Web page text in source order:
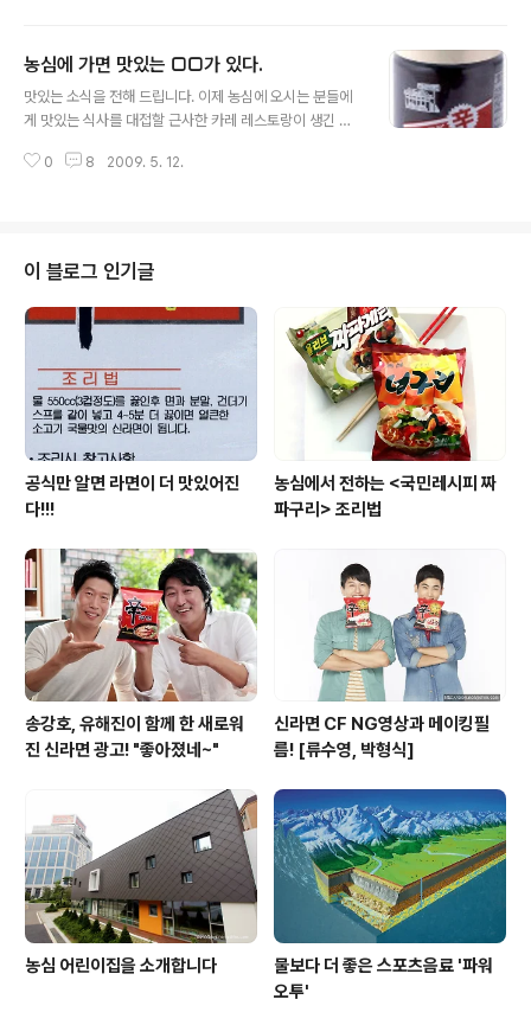
자니 배경이나 이야기가 참 익숙하다는 생각을 했습니다.
왜일까..... 뭘까뭘까~~~~?? 순간 무릎이 탁 쳐지는 깨달
음일까요? ^^ 밴댕이 하면 강화도, 강화도는 인천 아니겠습
드라마의 배경인 '인주(仁州)'는 인천의 옛 지명 중 하나입
농심에 가면 맛있는 □□가 있다.
맛있는 소식을 전해 드립니다. 이제 농심에 오시는 분들에
게 맛있는 식사를 대접할 근사한 카레 레스토랑이 생긴 것
코이찌방야’도 잘 알고 계시리라 생각됩니다. ^^ 일반적인
매점이 5월 11일 서울 신대방동 농심사옥 성무관에 오픈하
였습니다. 강남점, 종로점에 이은 세 번째 점포랍니다. 농심
은 직영 본점인 보래매점을 오픈하며 외식가맹사업을 본격
적으로 추진할 예정입니다. 오늘 점심 시간, 보라매점엔 이
미 줄을 서서 기다리는 풍경이 보이더군요. 그 맛에 대해서
심심블에서는 요즘 뜸한 --+ 슈퍼..
0 8 2009. 5. 12.
이 블로그 인기글
공식만 알면 라면이 더 맛있어진
다!!!
농심에서 전하는 <국민레시피 짜
파구리> 조리법
송강호, 유해진이 함께 한 새로워
진 신라면 광고! "좋아졌네~"
신라면 CF NG영상과 메이킹필
름! [류수영, 박형식]
농심 어린이집을 소개합니다
물보다 더 좋은 스포츠음료 '파워
오투'